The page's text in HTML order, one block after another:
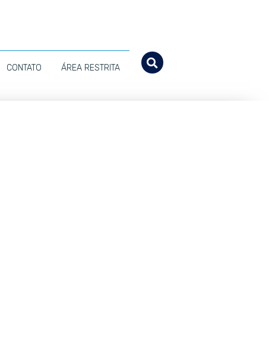
CONTATO ÁREA RESTRITA